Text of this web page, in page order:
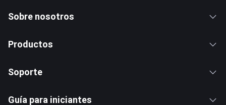
Sobre nosotros
Productos
Soporte
Guía para iniciantes